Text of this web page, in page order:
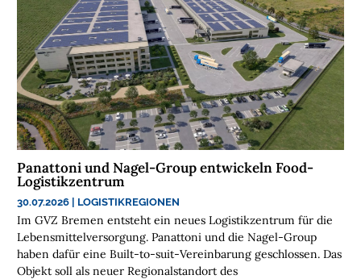
E
N
S
C
H
E
N
A
C
H
A
L
Panattoni und Nagel-Group entwickeln Food-
Logistikzentrum
30.07.2026 LOGISTIKREGIONEN
Im GVZ Bremen entsteht ein neues Logistikzentrum für die
Lebensmittelversorgung. Panattoni und die Nagel-Group
haben dafür eine Built-to-suit-Vereinbarung geschlossen. Das
Objekt soll als neuer Regionalstandort des